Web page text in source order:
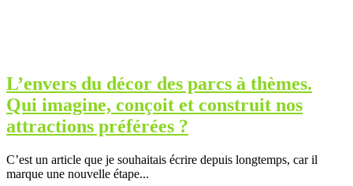
L’envers du décor des parcs à thèmes.
Qui imagine, conçoit et construit nos
attractions préférées ?
C’est un article que je souhaitais écrire depuis longtemps, car il
marque une nouvelle étape...